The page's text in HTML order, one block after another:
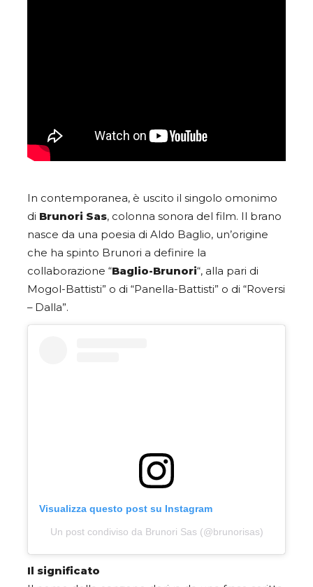
In contemporanea, è uscito il singolo omonimo
di Brunori Sas, colonna sonora del film. Il brano
nasce da una poesia di Aldo Baglio, un’origine
che ha spinto Brunori a definire la
collaborazione “Baglio-Brunori“, alla pari di
Mogol-Battisti” o di “Panella-Battisti” o di “Roversi
– Dalla”.
Visualizza questo post su Instagram
Un post condiviso da Brunori Sas (@brunorisas)
Il significato